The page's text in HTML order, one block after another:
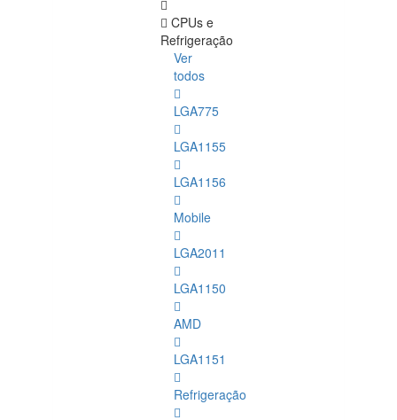
CPUs e
Refrigeração
Ver
todos
LGA775
LGA1155
LGA1156
Mobile
LGA2011
LGA1150
AMD
LGA1151
Refrigeração